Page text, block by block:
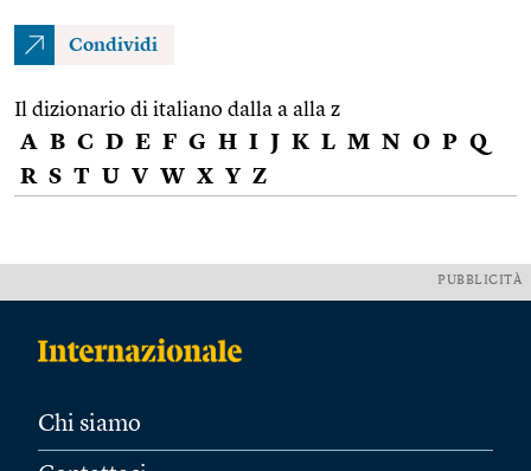
Condividi
Il dizionario di italiano dalla a alla z
A B C D E F G H I J K L M N O P Q
R S T U V W X Y Z
PUBBLICITÀ
Chi siamo